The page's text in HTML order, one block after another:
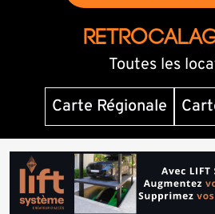
Toutes les
Carte Régionale